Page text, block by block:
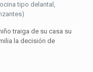
tipo delantal,
traiga de su casa su
la decisión de